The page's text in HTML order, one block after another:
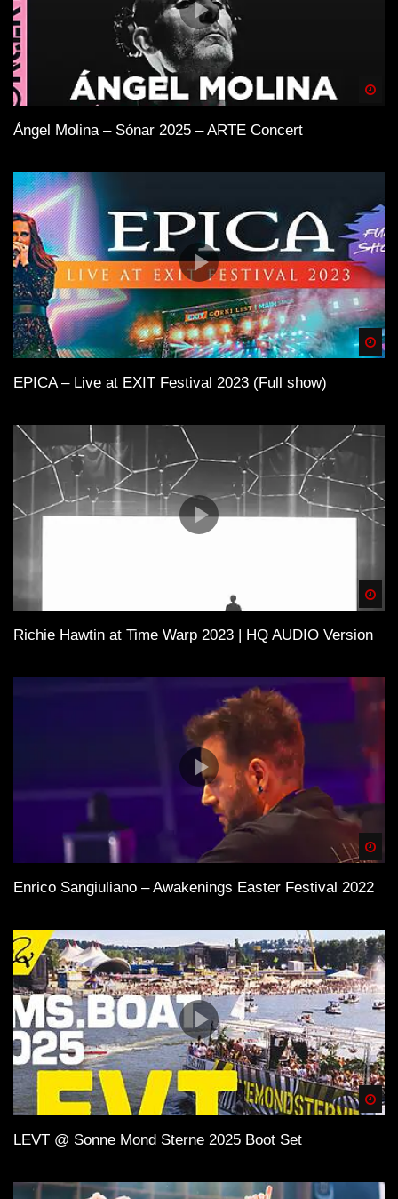
Ángel Molina – Sónar 2025 – ARTE Concert
EPICA – Live at EXIT Festival 2023 (Full show)
Richie Hawtin at Time Warp 2023 | HQ AUDIO Version
Enrico Sangiuliano – Awakenings Easter Festival 2022
LEVT @ Sonne Mond Sterne 2025 Boot Set